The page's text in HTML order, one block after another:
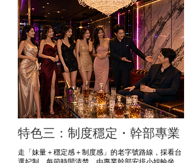
特色三：制度穩定・幹部專業
走「妹量＋穩定感＋制度感」的老字號路線，採看台